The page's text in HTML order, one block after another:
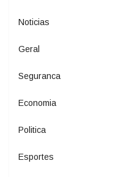
Categories
Cidades
Noticias
Geral
Seguranca
Economia